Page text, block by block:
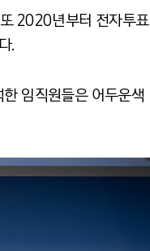
2020년부터 전자투표
.
임직원들은 어두운색